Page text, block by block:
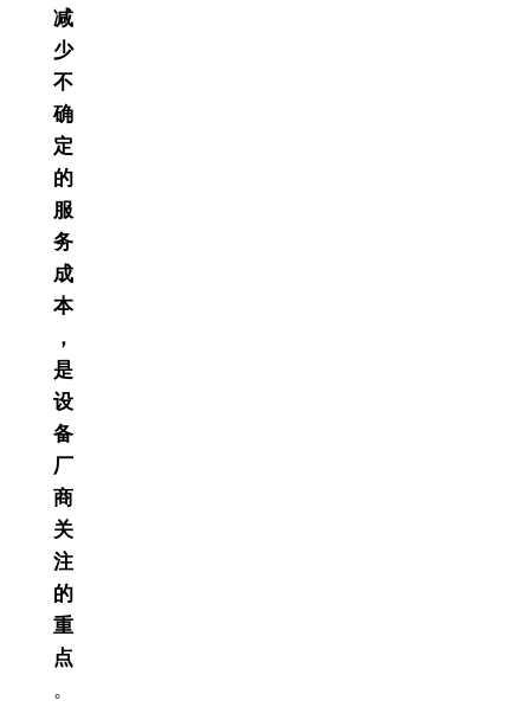
减
少
不
确
定
的
服
务
成
本
，
是
设
备
厂
商
关
注
的
重
点
。